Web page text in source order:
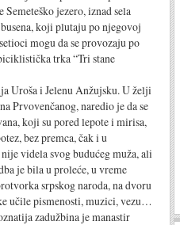
jezero, iznad sela
koji plutaju po njegovoj
mogu da se provozaju po
trka “Tri stane
Uroša i Jelenu Anžujsku. U želji
Prvovenčanog, naredio je da se
koji su pored lepote i mirisa,
bez premca, čak i u
videla svog budućeg muža, ali
je bila u proleće, u vreme
srpskog naroda, na dvoru
učile pismenosti, muzici, vezu…
zadužbina je manastir